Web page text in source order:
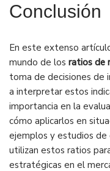
Conclusión
En este extenso
mundo de los ratios de
toma de decisiones de
a interpretar estos
importancia en la
cómo aplicarlos en
ejemplos y estudios de
utilizan estos ratios
estratégicas en el